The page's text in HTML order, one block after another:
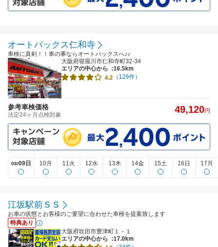
オートバックス仁和寺
車検に真剣！！車の事ならオートバックスへ♪♪
大阪府寝屋川市仁和寺町32-34
エリアの中心から
:16.5km
4.2 （129件）
参考車検価格
法定24ヶ月点検対象 49,120円
08/09日 10月 11火 12水 13木 14金 15土 16日 17月
江坂駅前ＳＳ
お車の状態とお客様のご要望に合わせた車検を提案致します
特典あり
大阪府吹田市豊津町１－１
エリアの中心から
:17.0km